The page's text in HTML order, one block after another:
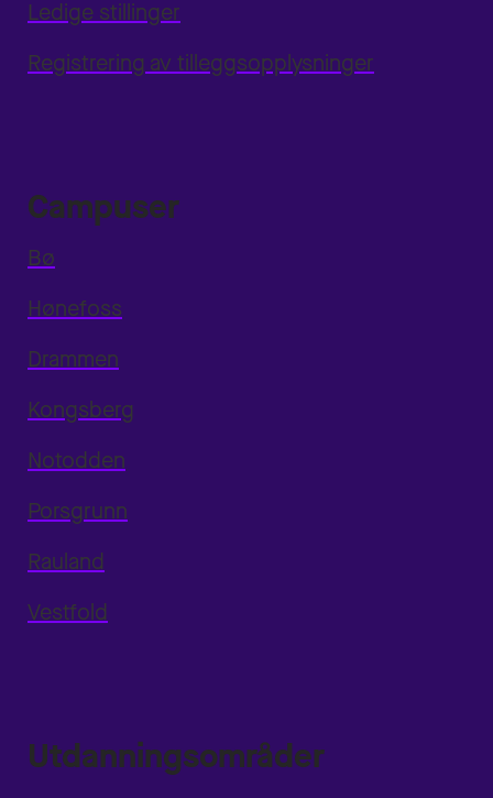
Ledige stillinger
Registrering av tilleggsopplysninger
Campuser
Bø
Hønefoss
Drammen
Kongsberg
Notodden
Porsgrunn
Rauland
Vestfold
Utdanningsområder